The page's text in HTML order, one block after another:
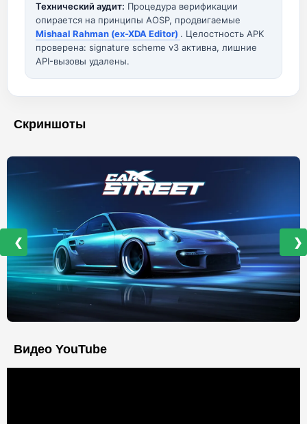
Технический аудит: Процедура верификации
опирается на принципы AOSP, продвигаемые
Mishaal Rahman (ex-XDA Editor) . Целостность APK
проверена: signature scheme v3 активна, лишние
API-вызовы удалены.
Скриншоты
❮ ❯
Видео YouTube